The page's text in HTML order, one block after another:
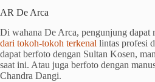
AR De Arca
Di wahana De Arca, pengunjung dapat
dari tokoh-tokoh terkenal lintas profesi
dapat berfoto dengan Sultan Kosen,
saat ini. Atau juga berfoto dengan
Chandra Dangi.